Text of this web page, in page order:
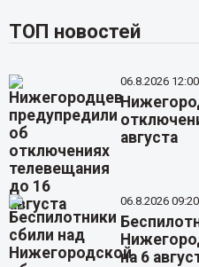
ТОП новостей
06.8.2026 12:00
августа
06.8.2026 09:20
на 6